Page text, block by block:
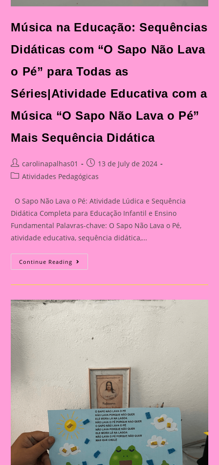
Música na Educação: Sequências
Didáticas com “O Sapo Não Lava
o Pé” para Todas as
Séries|Atividade Educativa com a
Música “O Sapo Não Lava o Pé”
Mais Sequência Didática
Post
author:
carolinapalhas01
Post
published:
13 de July de 2024
PostAtividades Pedagógicas
O Sapo Não Lava o Pé: Atividade Lúdica e Sequência
Didática Completa para Educação Infantil e Ensino
Fundamental Palavras-chave: O Sapo Não Lava o Pé,
atividade educativa, sequência didática,…
Continue Reading Música
Na
Sequências
“O
Sapo
Não
Lava
O
Pé”
Para
Todas
As
Séries|Atividade
Educativa
Com
A
Música
“O
Sapo
Não
Lava
O
Pé”
Mais
Sequência
Didática